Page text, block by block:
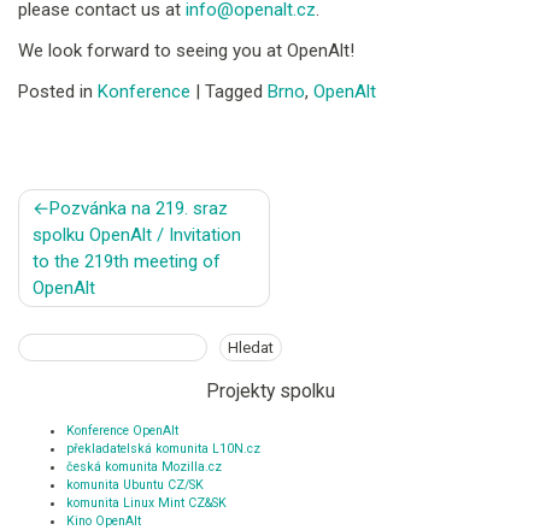
please contact us at info@openalt.cz.
We look forward to seeing you at OpenAlt!
Posted in Konference | Tagged Brno, OpenAlt
Navigace
pro
příspěvek
Pozvánka na 219. sraz
spolku OpenAlt / Invitation
to the 219th meeting of
OpenAlt
Hledat Hledat
Projekty spolku
Konference OpenAlt
překladatelská komunita L10N.cz
česká komunita Mozilla.cz
komunita Ubuntu CZ/SK
komunita Linux Mint CZ&SK
Kino OpenAlt